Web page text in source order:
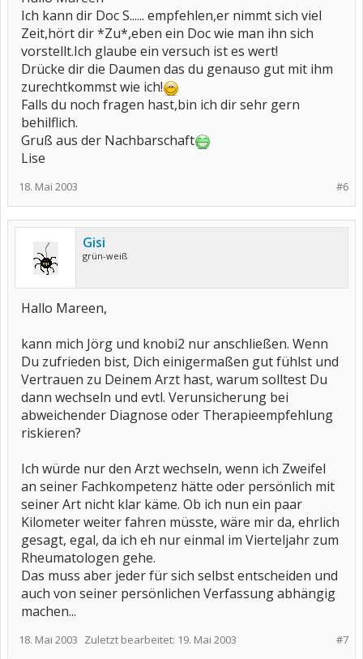
Ich kann dir Doc S...... empfehlen,er nimmt sich viel
Zeit,hört dir *Zu*,eben ein Doc wie man ihn sich
vorstellt.Ich glaube ein versuch ist es wert!
Drücke dir die Daumen das du genauso gut mit ihm
zurechtkommst wie ich!
Falls du noch fragen hast,bin ich dir sehr gern
behilflich.
Gruß aus der Nachbarschaft
Lise
#6
18. Mai 2003
Gisi
grün-weiß
Hallo Mareen,
kann mich Jörg und knobi2 nur anschließen. Wenn
Du zufrieden bist, Dich einigermaßen gut fühlst und
Vertrauen zu Deinem Arzt hast, warum solltest Du
dann wechseln und evtl. Verunsicherung bei
abweichender Diagnose oder Therapieempfehlung
riskieren?
Ich würde nur den Arzt wechseln, wenn ich Zweifel
an seiner Fachkompetenz hätte oder persönlich mit
seiner Art nicht klar käme. Ob ich nun ein paar
Kilometer weiter fahren müsste, wäre mir da, ehrlich
gesagt, egal, da ich eh nur einmal im Vierteljahr zum
Rheumatologen gehe.
Das muss aber jeder für sich selbst entscheiden und
auch von seiner persönlichen Verfassung abhängig
machen...
#7
18. Mai 2003 Zuletzt bearbeitet: 19. Mai 2003